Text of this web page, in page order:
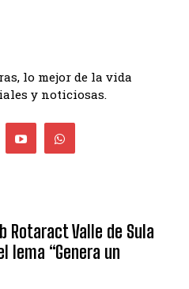
lo mejor de la vida
y noticiosas.
Rotaract Valle de Sula
lema “Genera un